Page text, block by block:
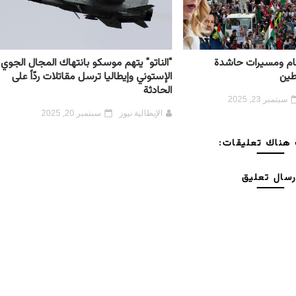
ومسيرات حاشدة
سبتمبر 23, 2025
"الناتو" يتهم موسكو بانتهاك المجال الجوي
الإستوني وإيطاليا ترسل مقاتلات ردّاً على
الحادثة
الإيطالية نيوز سبتمبر 20, 2025
تعليقات:
تعليق